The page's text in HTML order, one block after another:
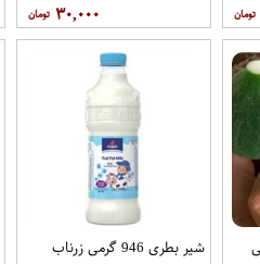
۳۰,۰۰۰
شیر بطری 946 گرمی زرناب